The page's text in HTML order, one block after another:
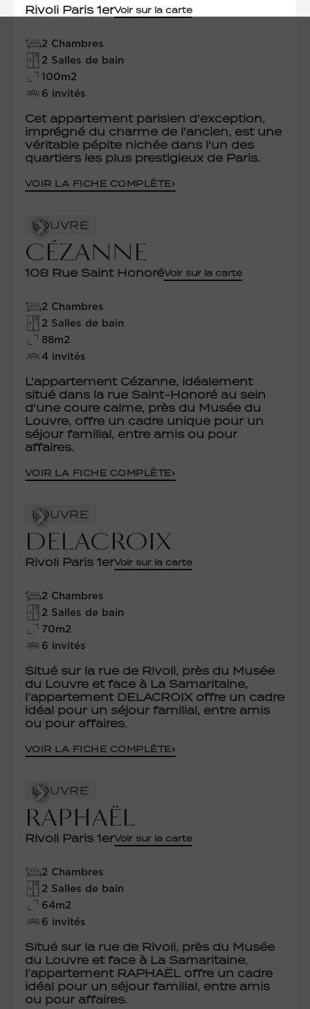
Rivoli Paris 1erVoir sur la carte
2 Chambres
2 Salles de bain
100m2
6 invités
Cet appartement parisien d'exception,
imprégné du charme de l'ancien, est une
véritable pépite nichée dans l'un des
quartiers les plus prestigieux de Paris.
VOIR LA FICHE COMPLÈTE
LOUVRE
CÉZANNE
108 Rue Saint HonoréVoir sur la carte
2 Chambres
2 Salles de bain
88m2
4 invités
L'appartement Cézanne, idéalement
situé dans la rue Saint-Honoré au sein
d'une coure calme, près du Musée du
Louvre, offre un cadre unique pour un
séjour familial, entre amis ou pour
affaires.
VOIR LA FICHE COMPLÈTE
LOUVRE
DELACROIX
Rivoli Paris 1erVoir sur la carte
2 Chambres
2 Salles de bain
70m2
6 invités
Situé sur la rue de Rivoli, près du Musée
du Louvre et face à La Samaritaine,
l’appartement DELACROIX offre un cadre
idéal pour un séjour familial, entre amis
ou pour affaires.
VOIR LA FICHE COMPLÈTE
LOUVRE
RAPHAËL
Rivoli Paris 1erVoir sur la carte
2 Chambres
2 Salles de bain
64m2
6 invités
Situé sur la rue de Rivoli, près du Musée
du Louvre et face à La Samaritaine,
l’appartement RAPHAËL offre un cadre
idéal pour un séjour familial, entre amis
ou pour affaires.